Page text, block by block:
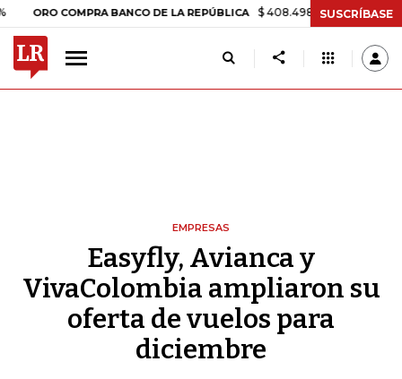
COMPRA BANCO DE LA REPÚBLICA $ 408.498,97 +$ 8.753,81 +2,19%
SUSCRÍBASE
EMPRESAS
Easyfly, Avianca y
VivaColombia ampliaron su
oferta de vuelos para
diciembre